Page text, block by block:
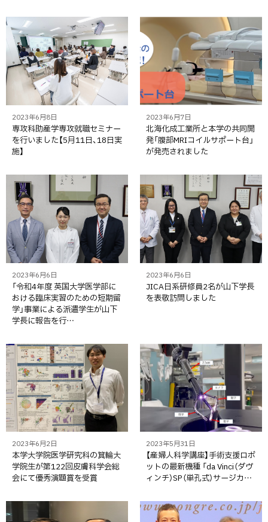
2023年6月8日
専攻科助産学専攻就職セミナー
を行いました【5月11日、18日実
施】
2023年6月7日
北海化成工業所と本学の共同開
発「腹部MRIコイルサポート台」
が発売されました
2023年6月6日
「令和4年度 英国大学医学部に
おける臨床実習のための短期留
学」事業による派遣学生が山下
学長に報告を行…
2023年6月6日
JICA日系研修員2名が山下学長
を表敬訪問しました
2023年6月2日
本学大学院医学研究科の箕輪大
学院生が第122回皮膚科学会総
会にて優秀演題賞を受賞
2023年5月31日
【産婦人科学講座】手術支援ロボ
ットの最新機種 「da Vinci（ダヴ
ィンチ）SP（単孔式）サージカ…